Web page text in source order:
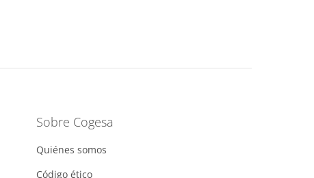
Sobre Cogesa
Quiénes somos
Código ético